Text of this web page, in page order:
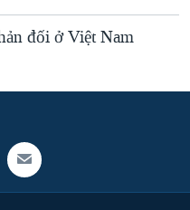
đối ở Việt Nam